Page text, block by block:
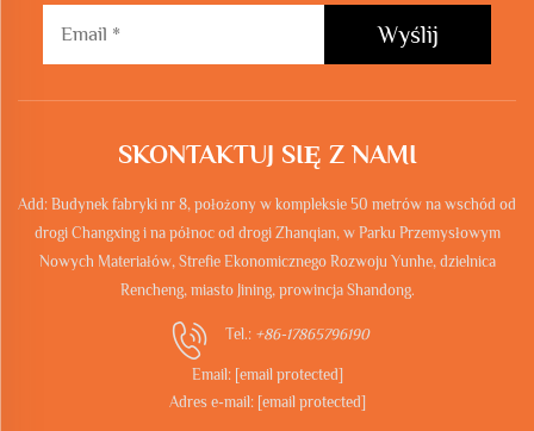
Wyślij
SKONTAKTUJ SIĘ Z NAMI
Add: Budynek fabryki nr 8, położony w kompleksie 50 metrów na wschód od
drogi Changxing i na północ od drogi Zhanqian, w Parku Przemysłowym
Nowych Materiałów, Strefie Ekonomicznego Rozwoju Yunhe, dzielnica
Rencheng, miasto Jining, prowincja Shandong.
Tel.: +86-17865796190
Email: [email protected]
Adres e-mail: [email protected]